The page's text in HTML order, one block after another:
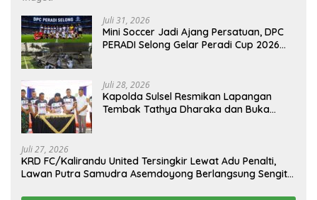
Juli 31, 2026
Mini Soccer Jadi Ajang Persatuan, DPC
PERADI Selong Gelar Peradi Cup 2026
Juli 28, 2026
Kapolda Sulsel Resmikan Lapangan
Tembak Tathya Dharaka dan Buka
Juli 27, 2026
KRD FC/Kalirandu United Tersingkir Lewat Adu Penalti,
Lawan Putra Samudra Asemdoyong Berlangsung Sengit